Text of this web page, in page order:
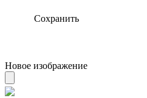
Сохранить
Новое изображение